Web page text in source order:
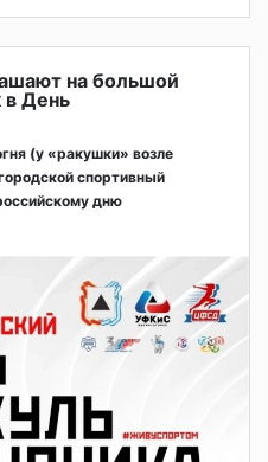
на большой
в День
(у «ракушки» возле
спортивный
дню